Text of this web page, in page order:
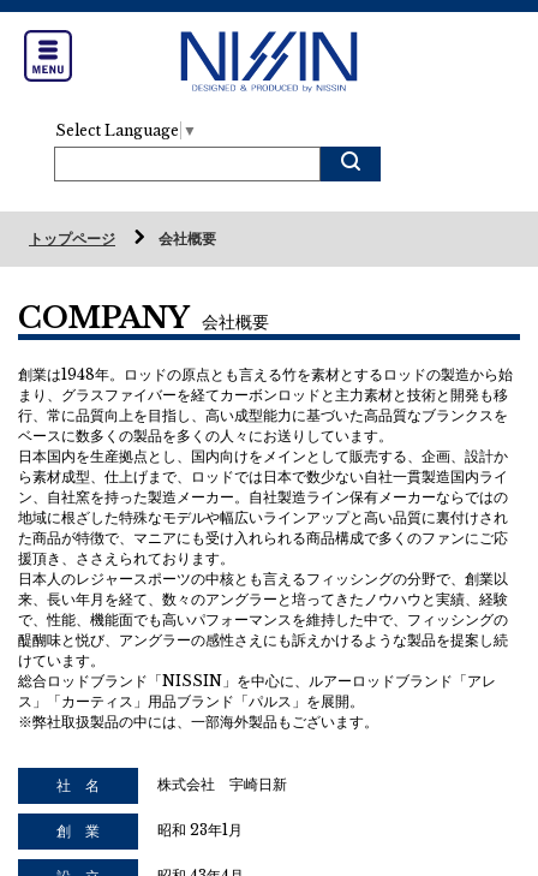
Select Language ▼
トップページ 会社概要
COMPANY 会社概要
創業は1948年。ロッドの原点とも言える竹を素材とするロッドの製造から始
まり、グラスファイバーを経てカーボンロッドと主力素材と技術と開発も移
行、常に品質向上を目指し、高い成型能力に基づいた高品質なブランクスを
ベースに数多くの製品を多くの人々にお送りしています。
日本国内を生産拠点とし、国内向けをメインとして販売する、企画、設計か
ら素材成型、仕上げまで、ロッドでは日本で数少ない自社一貫製造国内ライ
ン、自社窯を持った製造メーカー。自社製造ライン保有メーカーならではの
地域に根ざした特殊なモデルや幅広いラインアップと高い品質に裏付けされ
た商品が特徴で、マニアにも受け入れられる商品構成で多くのファンにご応
援頂き、ささえられております。
日本人のレジャースポーツの中核とも言えるフィッシングの分野で、創業以
来、長い年月を経て、数々のアングラーと培ってきたノウハウと実績、経験
で、性能、機能面でも高いパフォーマンスを維持した中で、フィッシングの
醍醐味と悦び、アングラーの感性さえにも訴えかけるような製品を提案し続
けています。
総合ロッドブランド「NISSIN」を中心に、ルアーロッドブランド「アレ
ス」「カーティス」用品ブランド「パルス」を展開。
※弊社取扱製品の中には、一部海外製品もございます。
社 名 株式会社 宇崎日新
創 業 昭和 23年1月